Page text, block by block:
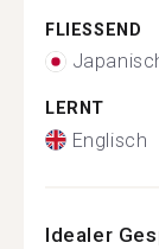
FLIESSEND
LERNT
Englisch
Idealer